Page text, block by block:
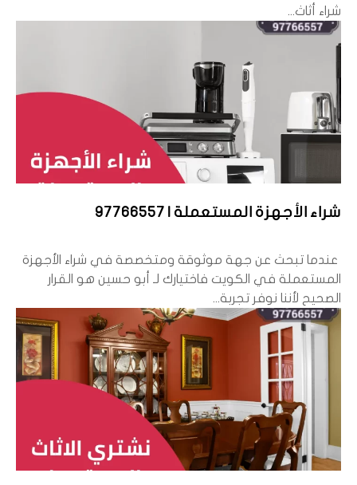
شراء أثاث...
شراء الأجهزة المستعملة | 97766557
عندما تبحث عن جهة موثوقة ومتخصصة في شراء الأجهزة
المستعملة في الكويت فاختيارك لـ أبو حسين هو القرار
الصحيح لأننا نوفر تجربة...